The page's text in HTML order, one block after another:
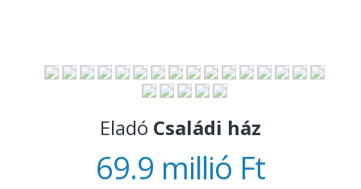
Eladó Családi ház
69.9 millió Ft